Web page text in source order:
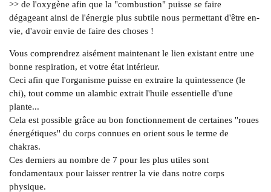
>> de l'oxygène afin que la "combustion" puisse se faire
dégageant ainsi de l'énergie plus subtile nous permettant d'être en-
vie, d'avoir envie de faire des choses !
Vous comprendrez aisément maintenant le lien existant entre une
bonne respiration, et votre état intérieur.
Ceci afin que l'organisme puisse en extraire la quintessence (le
chi), tout comme un alambic extrait l'huile essentielle d'une
plante...
Cela est possible grâce au bon fonctionnement de certaines ''roues
énergétiques'' du corps connues en orient sous le terme de
chakras.
Ces derniers au nombre de 7 pour les plus utiles sont
fondamentaux pour laisser rentrer la vie dans notre corps
physique.